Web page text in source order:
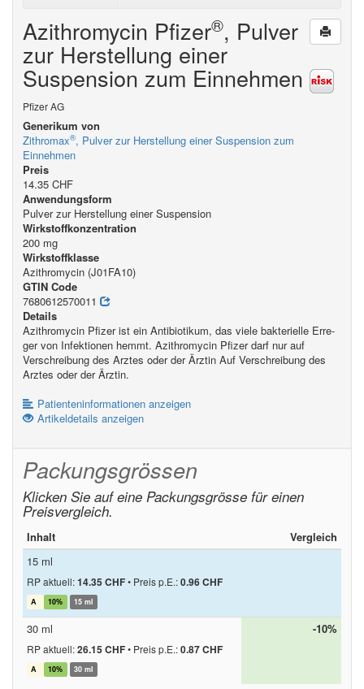
Azithromycin Pfizer®, Pulver
zur Herstellung einer
Suspension zum Einnehmen
Pfizer AG
Generikum von
Zithromax®, Pulver zur Herstellung einer Suspension zum
Einnehmen
Preis
14.35 CHF
Anwendungsform
Pulver zur Herstellung einer Suspension
Wirkstoffkonzentration
200 mg
Wirkstoffklasse
Azithromycin (J01FA10)
GTIN Code
7680612570011
Details
Azithromycin Pfizer ist ein Antibiotikum, das viele bakterielle Erre­
ger von Infektionen hemmt. Azithromycin Pfizer darf nur auf
Verschreibung des Arztes oder der Ärztin Auf Verschreibung des
Arztes oder der Ärztin.
Patienteninformationen anzeigen
Artikeldetails anzeigen
Packungsgrössen
Klicken Sie auf eine Packungsgrösse für einen
Preisvergleich.
Inhalt
Vergleich
15 ml
RP aktuell:14.35 CHF• Preis p.E.:0.96 CHF
A 10% 15 ml
30 ml
RP aktuell:26.15 CHF• Preis p.E.:0.87 CHF
A 10% 30 ml
-10%